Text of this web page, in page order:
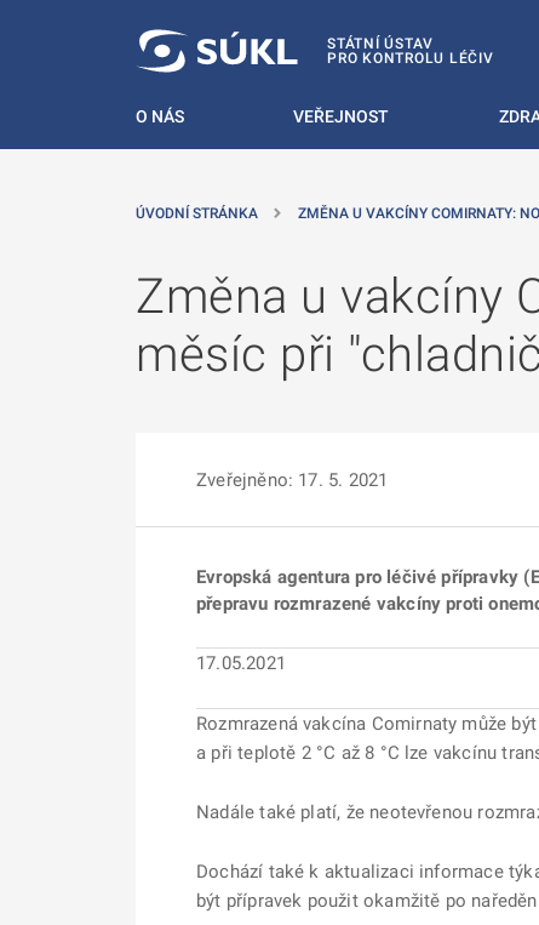
STÁTNÍ ÚSTAV
PRO KONTROLU LÉČIV
O NÁS VEŘEJNOST
ÚVODNÍ STRÁNKA ZMĚNA U VAKCÍNY COMIRNATY:
Změna u vakcíny
měsíc při
Zveřejněno: 17. 5. 2021
Evropská agentura pro léčivé přípravky
přepravu rozmrazené vakcíny proti
17.05.2021
Rozmrazená vakcína Comirnaty může
a při teplotě 2 °C až 8 °C lze vakcínu
Nadále také platí, že neotevřenou
Dochází také k aktualizaci informace
být přípravek použit okamžitě po